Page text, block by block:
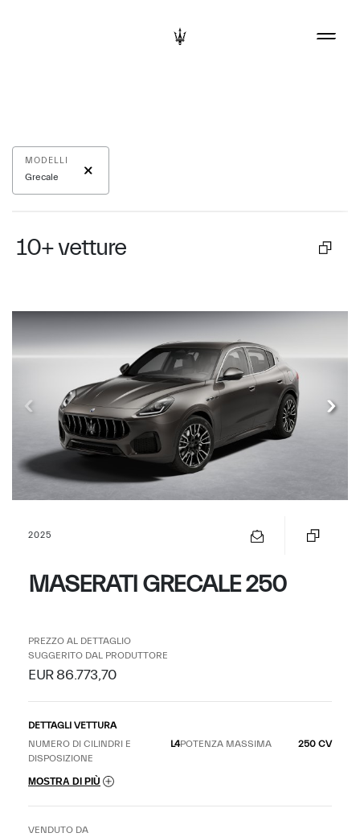
MODELLI
Grecale
10+vetture
MASERATI GRECALE 250
2025
PREZZO AL DETTAGLIO
SUGGERITO DAL PRODUTTORE
EUR 86.773,70
DETTAGLI VETTURA
NUMERO DI CILINDRI E
DISPOSIZIONE
L4POTENZA MASSIMA 250 CV
MOSTRA DI PIÙ
VENDUTO DA